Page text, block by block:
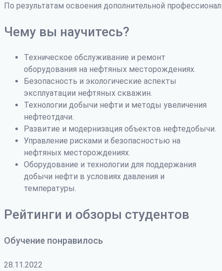
По результатам освоения дополнительной
Чему вы научитесь?
Техническое обслуживание и ремонт
оборудования на нефтяных месторождениях.
Безопасность и экологические аспекты
эксплуатации нефтяных скважин.
Технологии добычи нефти и методы увеличения
нефтеотдачи.
Развитие и модернизация объектов нефтедобычи.
Управление рисками и безопасностью на
нефтяных месторождениях.
Оборудование и технологии для поддержания
добычи нефти в условиях давления и
температуры.
Рейтинги и обзоры студентов
Обучение понравилось
28.11.2022